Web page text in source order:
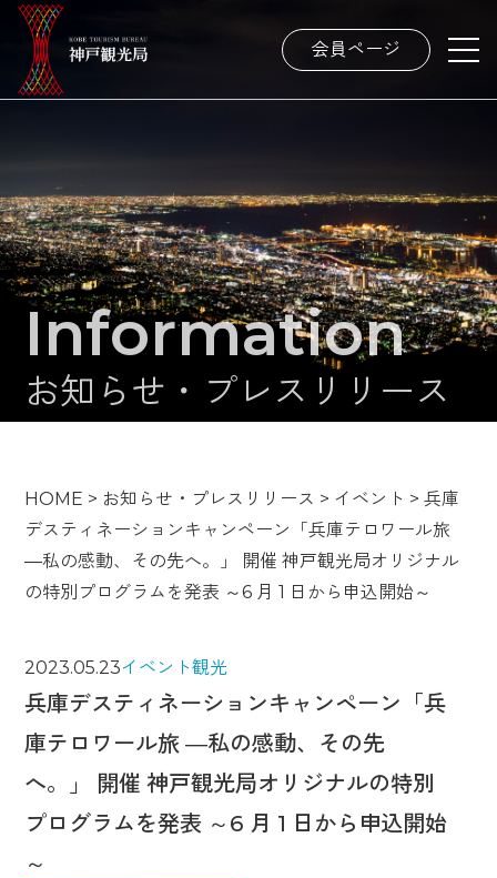
会員ページ
Information
お知らせ・プレスリリース
HOME > お知らせ・プレスリリース > イベント >兵庫
デスティネーションキャンペーン「兵庫テロワール旅
―私の感動、その先へ。」 開催 神戸観光局オリジナル
の特別プログラムを発表 ～6 月 1 日から申込開始～
2023.05.23イベント観光
兵庫デスティネーションキャンペーン「兵
庫テロワール旅 ―私の感動、その先
へ。」 開催 神戸観光局オリジナルの特別
プログラムを発表 ～6 月 1 日から申込開始
～